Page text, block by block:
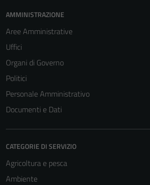
AMMINISTRAZIONE
Aree Amministrative
Uffici
Organi di Governo
Politici
Personale Amministrativo
Documenti e Dati
CATEGORIE DI SERVIZIO
Agricoltura e pesca
Ambiente